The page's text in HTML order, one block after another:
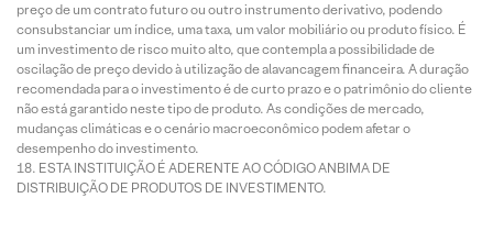
preço de um contrato futuro ou outro instrumento derivativo, podendo
consubstanciar um índice, uma taxa, um valor mobiliário ou produto físico. É
um investimento de risco muito alto, que contempla a possibilidade de
oscilação de preço devido à utilização de alavancagem financeira. A duração
recomendada para o investimento é de curto prazo e o patrimônio do cliente
não está garantido neste tipo de produto. As condições de mercado,
mudanças climáticas e o cenário macroeconômico podem afetar o
desempenho do investimento.
ESTA INSTITUIÇÃO É ADERENTE AO CÓDIGO ANBIMA DE
DISTRIBUIÇÃO DE PRODUTOS DE INVESTIMENTO.